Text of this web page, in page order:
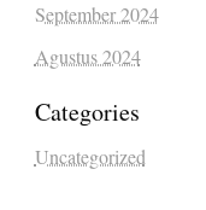
September 2024
Agustus 2024
Categories
Uncategorized